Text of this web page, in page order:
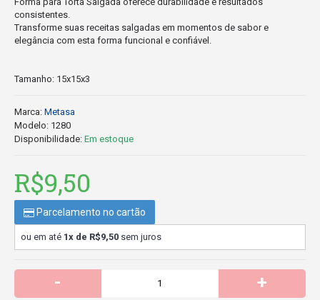
consistentes.
Transforme suas receitas salgadas em momentos de sabor e
elegância com esta forma funcional e confiável.
Tamanho: 15x15x3
Marca: Metasa
Modelo: 1280
Disponibilidade: Em estoque
R$9,50
Parcelamento no cartão
ou em até 1x de R$9,50 sem juros
- +